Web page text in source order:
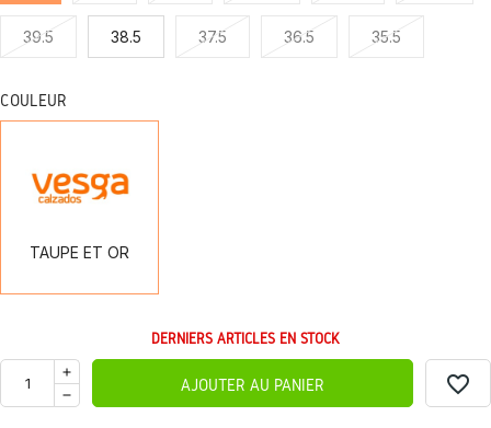
39.5 38.5 37.5 36.5 35.5
COULEUR
TAUPE ET OR
OR
DERNIERS ARTICLES EN STOCK
AJOUTER AU PANIER favorite_border